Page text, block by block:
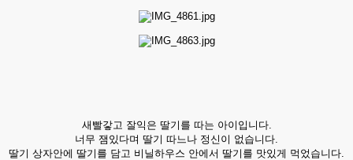
새빨갛고 잘익은 딸기를 따는 아이입니다.
너무 잼있다며 딸기 따느나 정신이 없습니다.
딸기 상자안에 딸기를 담고 비닐하우스 안에서 딸기를 맛있게 먹었습니다.